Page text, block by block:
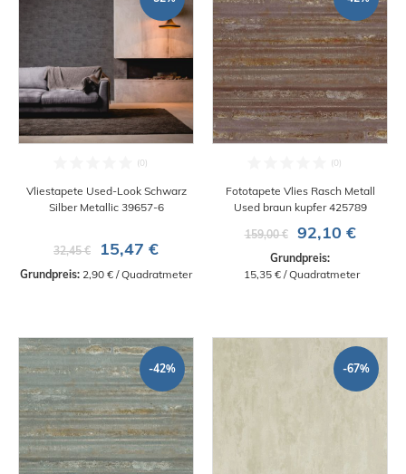
Vliestapete Used-Look Schwarz
Silber Metallic 39657-6
32,45 € 15,47 €
Grundpreis: 2,90 € / Quadratmeter
Fototapete Vlies Rasch Metall
Used braun kupfer 425789
159,00 €
92,10 €
Grundpreis:
15,35 € / Quadratmeter
-42% -67%